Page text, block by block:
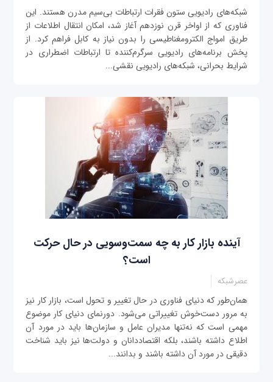
شبکه‌های رادیویی ستون فقرات ارتباطات بی‌سیم مدرن هستند. این
فناوری که از اواخر قرن نوزدهم آغاز شد، امکان انتقال اطلاعات از
طریق امواج الکترومغناطیسی را بدون نیاز به کابل فراهم کرد. از
پخش برنامه‌های رادیویی سرگرم‌کننده تا ارتباطات اضطراری در
شرایط بحرانی، شبکه‌های رادیویی نقشی...
آینده بازار کار به چه سمت‌وسویی در حال حرکت
است؟
عصرشبکه
همان‌طور که دنیای فناوری در حال تغییر و تحول است، بازار کار نیز
به مرور دست‌خوش تغییراتی می‌شود. دورنمای دنیای کار موضوع
مهمی است که نه‌تنها مدیران عامل و سازمان‌ها باید در مورد آن
اطلاع داشته باشند، بلکه اقتصاددانان و دولت‌ها نیز باید شناخت
دقیقی در مورد آن داشته باشند و بدانند...